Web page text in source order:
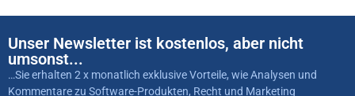
Unser Newsletter ist kostenlos, aber nicht
umsonst...
…Sie erhalten 2 x monatlich exklusive Vorteile, wie Analysen und
Kommentare zu Software-Produkten, Recht und Marketing